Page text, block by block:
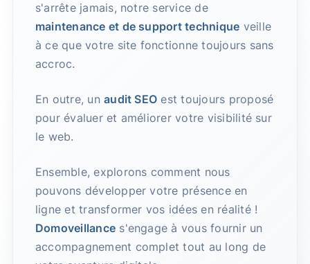
s'arrête jamais, notre service de
maintenance et de support technique veille
à ce que votre site fonctionne toujours sans
accroc.
En outre, unaudit SEO est toujours proposé
pour évaluer et améliorer votre visibilité sur
le web.
Ensemble, explorons comment nous
pouvons développer votre présence en
ligne et transformer vos idées en réalité !
Domoveillance s'engage à vous fournir un
accompagnement complet tout au long de